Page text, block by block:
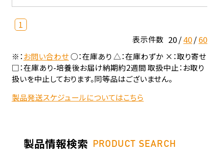
1
表示件数 20 40 60
※：お問い合わせ○：在庫あり △：在庫わずか ×：取り寄せ
□：在庫あり-培養後お届け納期約2週間 取扱中止：お取り
扱いを中止しております。同等品はございません。
製品発送スケジュールについてはこちら
製品情報検索 PRODUCT SEARCH